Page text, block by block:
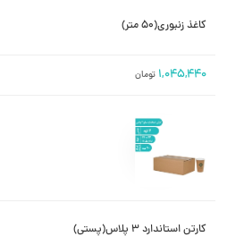
کاغذ زنبوری(۵۰ متر)
۱,۰۴۵,۴۴۰ تومان
کارتن استاندارد ۳ پلاس(پستی)